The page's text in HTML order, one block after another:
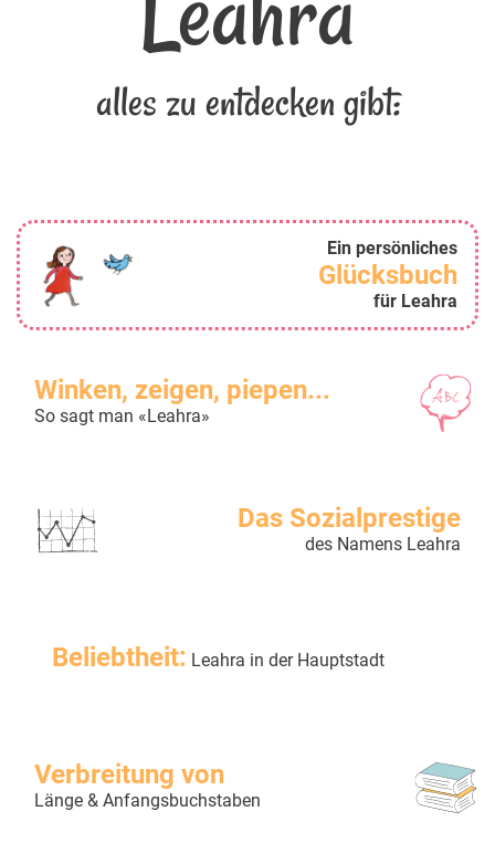
alles zu entdecken gibt:
Ein persönliches
Glücksbuch
für Leahra
Winken, zeigen, piepen...
So sagt man «Leahra»
Das Sozialprestige
des Namens Leahra
Beliebtheit: Leahra in der Hauptstadt
Verbreitung von
Länge & Anfangsbuchstaben